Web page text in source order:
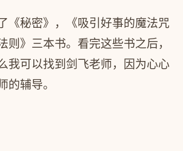
《秘密》，《吸引好事的魔法咒
则》三本书。看完这些书之后，
我可以找到剑飞老师，因为心心
的辅导。